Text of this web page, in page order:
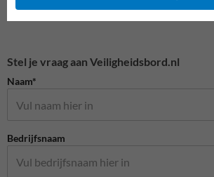
Stel je vraag aan Veiligheidsbord.nl
Naam*
Bedrijfsnaam